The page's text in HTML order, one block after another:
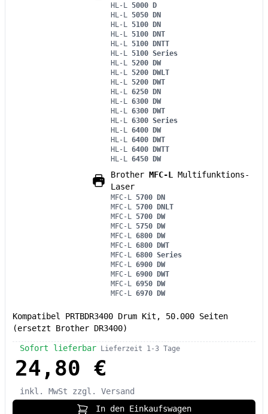
HL-L
5000 D
HL-L
5050 DN
HL-L
5100 DN
HL-L
5100 DNT
HL-L
5100 DNTT
HL-L
5100 Series
HL-L
5200 DW
HL-L
5200 DWLT
HL-L
5200 DWT
HL-L
6250 DN
HL-L
6300 DW
HL-L
6300 DWT
HL-L
6300 Series
HL-L
6400 DW
HL-L
6400 DWT
HL-L
6400 DWTT
HL-L
6450 DW
Brother MFC-L
Multifunktions-
Laser
MFC-L
5700 DN
MFC-L
5700 DNLT
MFC-L
5700 DW
MFC-L
5750 DW
MFC-L
6800 DW
MFC-L
6800 DWT
MFC-L
6800 Series
MFC-L
6900 DW
MFC-L
6900 DWT
MFC-L
6950 DW
MFC-L
6970 DW
Kompatibel PRTBDR3400 Drum Kit, 50.000 Seiten
(ersetzt Brother DR3400)
Sofort lieferbar Lieferzeit 1-3 Tage
24,80 €
inkl. MwSt
zzgl. Versand
In den Einkaufswagen